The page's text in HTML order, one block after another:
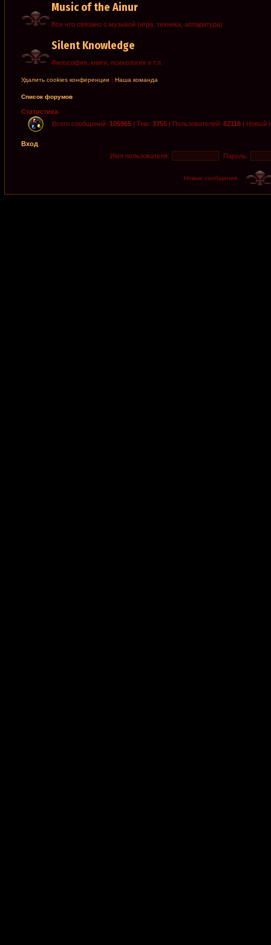
Music of the Ainur
Все что связано с музыкой (игра, техника, аппаратура)
Silent Knowledge
Философия, книги, психология и т.п.
Удалить cookies конференции | Наша команда
Список форумов
Статистика
Всего сообщений: 105965 | Тем: 3755 | Пользователей: 82118 | Новый
Вход
Имя пользователя:
Пароль:
Новые сообщения